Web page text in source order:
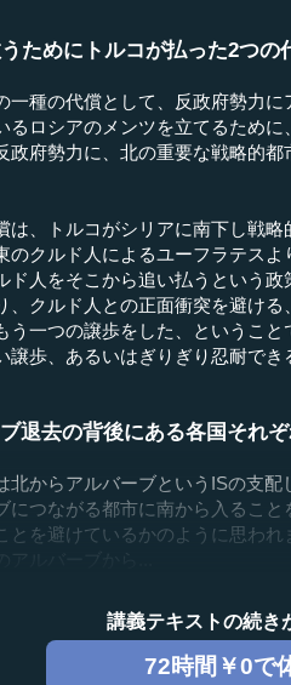
ためにトルコが払った2つの
種の代償として、反政府勢力に
るロシアのメンツを立てるため
政府勢力に、北の重要な戦略的
、トルコがシリアに南下し戦略
のクルド人によるユーフラテス
ド人をそこから追い払うという
、クルド人との正面衝突を避け
う一つの譲歩をした、というこ
譲歩、あるいはぎりぎり忍耐でき
退去の背後にある各国それ
からアルバーブというISの支配
につながる都市に南から入るこ
とを避けているかのように思わ
講義テキストの続き
72時間￥0で